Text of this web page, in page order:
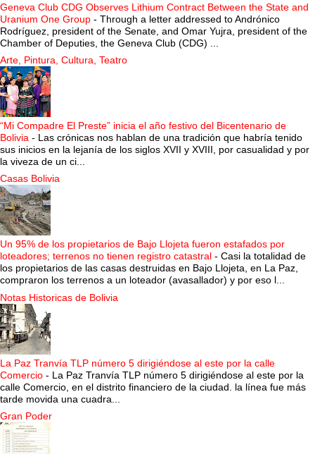
Geneva Club CDG Observes Lithium Contract Between the State and
Uranium One Group - Through a letter addressed to Andrónico
Rodríguez, president of the Senate, and Omar Yujra, president of the
Chamber of Deputies, the Geneva Club (CDG) ...
Arte, Pintura, Cultura, Teatro
“Mi Compadre El Preste” inicia el año festivo del Bicentenario de
Bolivia - Las crónicas nos hablan de una tradición que habría tenido
sus inicios en la lejanía de los siglos XVII y XVIII, por casualidad y por
la viveza de un ci...
Casas Bolivia
Un 95% de los propietarios de Bajo Llojeta fueron estafados por
loteadores; terrenos no tienen registro catastral - Casi la totalidad de
los propietarios de las casas destruidas en Bajo Llojeta, en La Paz,
compraron los terrenos a un loteador (avasallador) y por eso l...
Notas Historicas de Bolivia
La Paz Tranvía TLP número 5 dirigiéndose al este por la calle
Comercio - La Paz Tranvía TLP número 5 dirigiéndose al este por la
calle Comercio, en el distrito financiero de la ciudad. la línea fue más
tarde movida una cuadra...
Gran Poder